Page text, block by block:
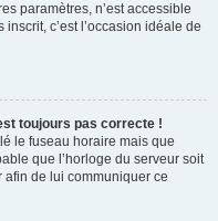
paramètres, n’est accessible
c’est l’occasion idéale de
toujours pas correcte !
le fuseau horaire mais que
que l’horloge du serveur soit
de lui communiquer ce